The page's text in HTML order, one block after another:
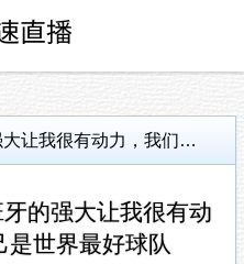
[世界杯]奥尔莫：西班牙的强大让我很有动力，我们相信自己是世界最好球队
的强大让我很有动
是世界最好球队